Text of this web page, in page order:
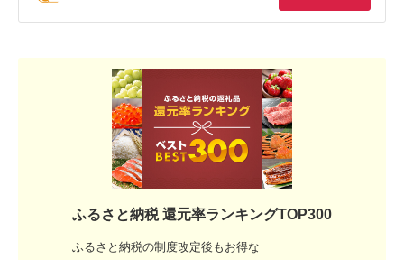
ふるさと納税 還元率ランキングTOP300
ふるさと納税の制度改定後もお得な